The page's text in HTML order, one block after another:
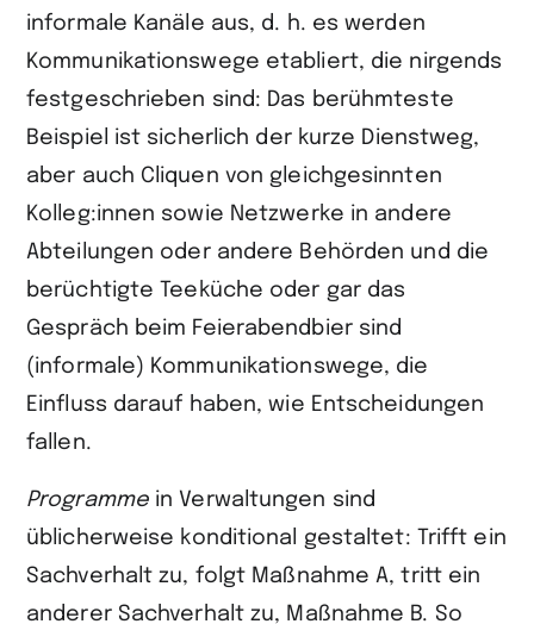
informale Kanäle aus, d. h. es werden
Kommu­nikationswege etabliert, die nirgends
festgeschrieben sind: Das berühmteste
Beispiel ist sicherlich der kurze Dienstweg,
aber auch Cliquen von gleichge­sinnten
Kolleg:innen sowie Netzwerke in andere
Abteilungen oder andere Behörden und die
berüchtigte Teeküche oder gar das
Gespräch beim Feierabendbier sind
(informale) Kommunikationswege, die
Einfluss darauf haben, wie Entscheidungen
fallen.
Programmein Verwaltungen sind
üblicherweise konditional gestaltet: Trifft ein
Sachverhalt zu, folgt Maßnahme A, tritt ein
anderer Sachverhalt zu, Maßnahme B. So